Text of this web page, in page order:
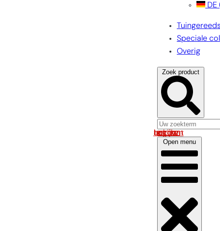
DE
Speciale
Overig
Zoek product
Log in om uw account te bekijken
Open menu